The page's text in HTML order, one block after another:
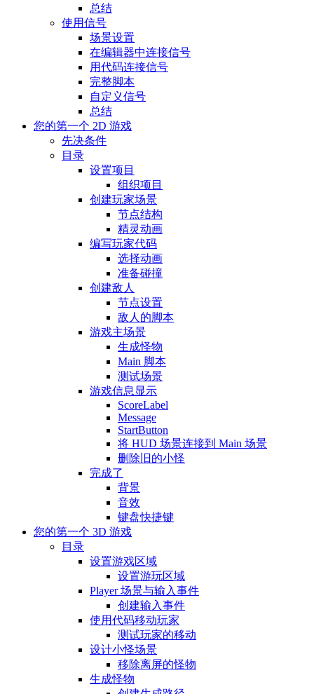
总结
使用信号
场景设置
在编辑器中连接信号
用代码连接信号
完整脚本
自定义信号
总结
您的第一个 2D 游戏
先决条件
目录
设置项目
组织项目
创建玩家场景
节点结构
精灵动画
编写玩家代码
选择动画
准备碰撞
创建敌人
节点设置
敌人的脚本
游戏主场景
生成怪物
Main 脚本
测试场景
游戏信息显示
ScoreLabel
Message
StartButton
将 HUD 场景连接到 Main 场景
删除旧的小怪
完成了
背景
音效
键盘快捷键
您的第一个 3D 游戏
目录
设置游戏区域
设置游玩区域
Player 场景与输入事件
创建输入事件
使用代码移动玩家
测试玩家的移动
设计小怪场景
移除离屏的怪物
生成怪物